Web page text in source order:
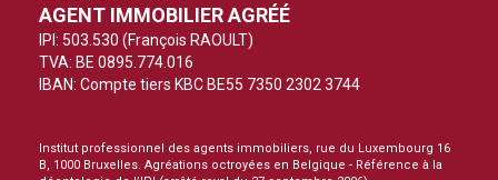
AGENT IMMOBILIER AGRÉÉ
IPI: 503.530 (François RAOULT)
TVA: BE 0895.774.016
IBAN: Compte tiers KBC BE55 7350 2302 3744
Institut professionnel des agents immobiliers, rue du Luxembourg 16
B, 1000 Bruxelles. Agréations octroyées en Belgique - Référence à la